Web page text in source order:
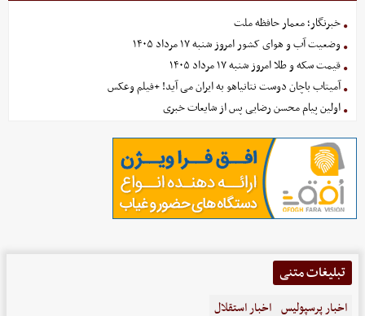
خبرنگار؛ معمار حافظه ملت
وضعیت آب و هوای کشور امروز شنبه ۱۷ مرداد ۱۴۰۵
قیمت سکه و طلا امروز شنبه ۱۷ مرداد ۱۴۰۵
آمیتاب باچان دوست نتانیاهو به ایران می آید! +فیلم وعکس
اولین پیام محسن رضایی پس از شایعات خبری
تبلیغات متنی
اخبار پرسپولیس اخبار استقلال